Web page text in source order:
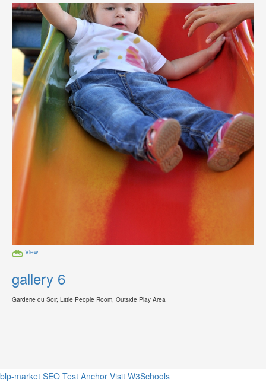
View
gallery 6
Garderie du Soir, Little People Room, Outside Play Area
blp-market SEO Test Anchor Visit W3Schools